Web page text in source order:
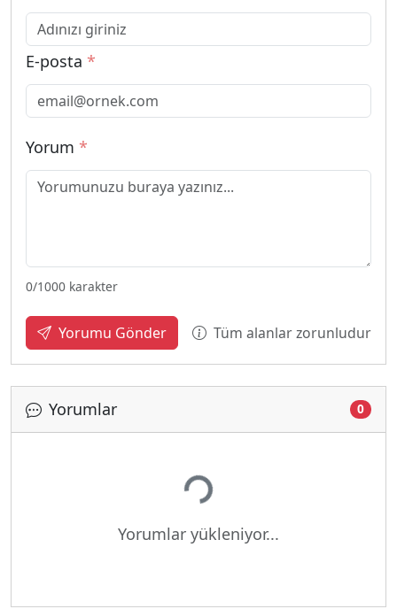
E-posta *
Yorum *
0/1000 karakter
Yorumu Gönder Tüm alanlar zorunludur
Yorumlar 0
Yükleniyor...
Yorumlar yükleniyor...